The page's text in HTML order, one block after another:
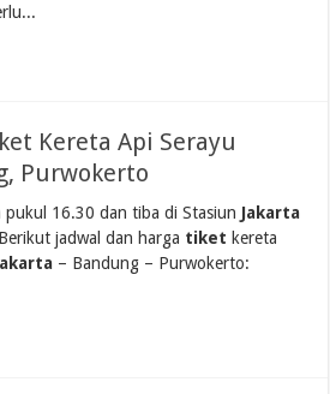
Kereta Api Serayu
Purwokerto
pukul 16.30 dan tiba di Stasiun Jakarta
jadwal dan harga tiket kereta
– Bandung – Purwokerto: